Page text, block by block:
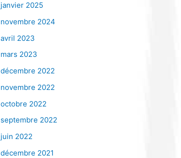
janvier 2025
novembre 2024
avril 2023
mars 2023
décembre 2022
novembre 2022
octobre 2022
septembre 2022
juin 2022
décembre 2021